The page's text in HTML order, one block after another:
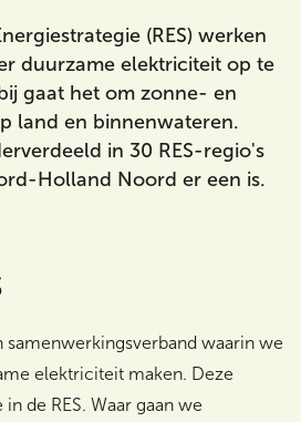
(RES) werken
duurzame elektriciteit op te
gaat het om zonne- en
land en binnenwateren.
in 30 RES-regio's
Holland Noord er een is.
samenwerkingsverband waarin we
elektriciteit maken. Deze
de RES. Waar gaan we